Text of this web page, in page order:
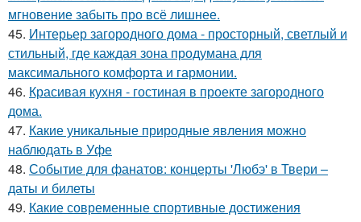
мгновение забыть про всё лишнее.
45. Интерьер загородного дома - просторный, светлый и
стильный, где каждая зона продумана для
максимального комфорта и гармонии.
46. Красивая кухня - гостиная в проекте загородного
дома.
47. Какие уникальные природные явления можно
наблюдать в Уфе
48. Событие для фанатов: концерты 'Любэ' в Твери –
даты и билеты
49. Какие современные спортивные достижения